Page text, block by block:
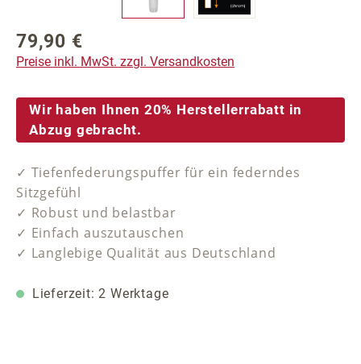
Regulärer Preis:
79,90 €
Preise inkl. MwSt. zzgl. Versandkosten
Wir haben Ihnen 20% Herstellerrabatt in
Abzug gebracht.
✓ Tiefenfederungspuffer für ein federndes
Sitzgefühl
✓ Robust und belastbar
✓ Einfach auszutauschen
✓ Langlebige Qualität aus Deutschland
Lieferzeit: 2 Werktage